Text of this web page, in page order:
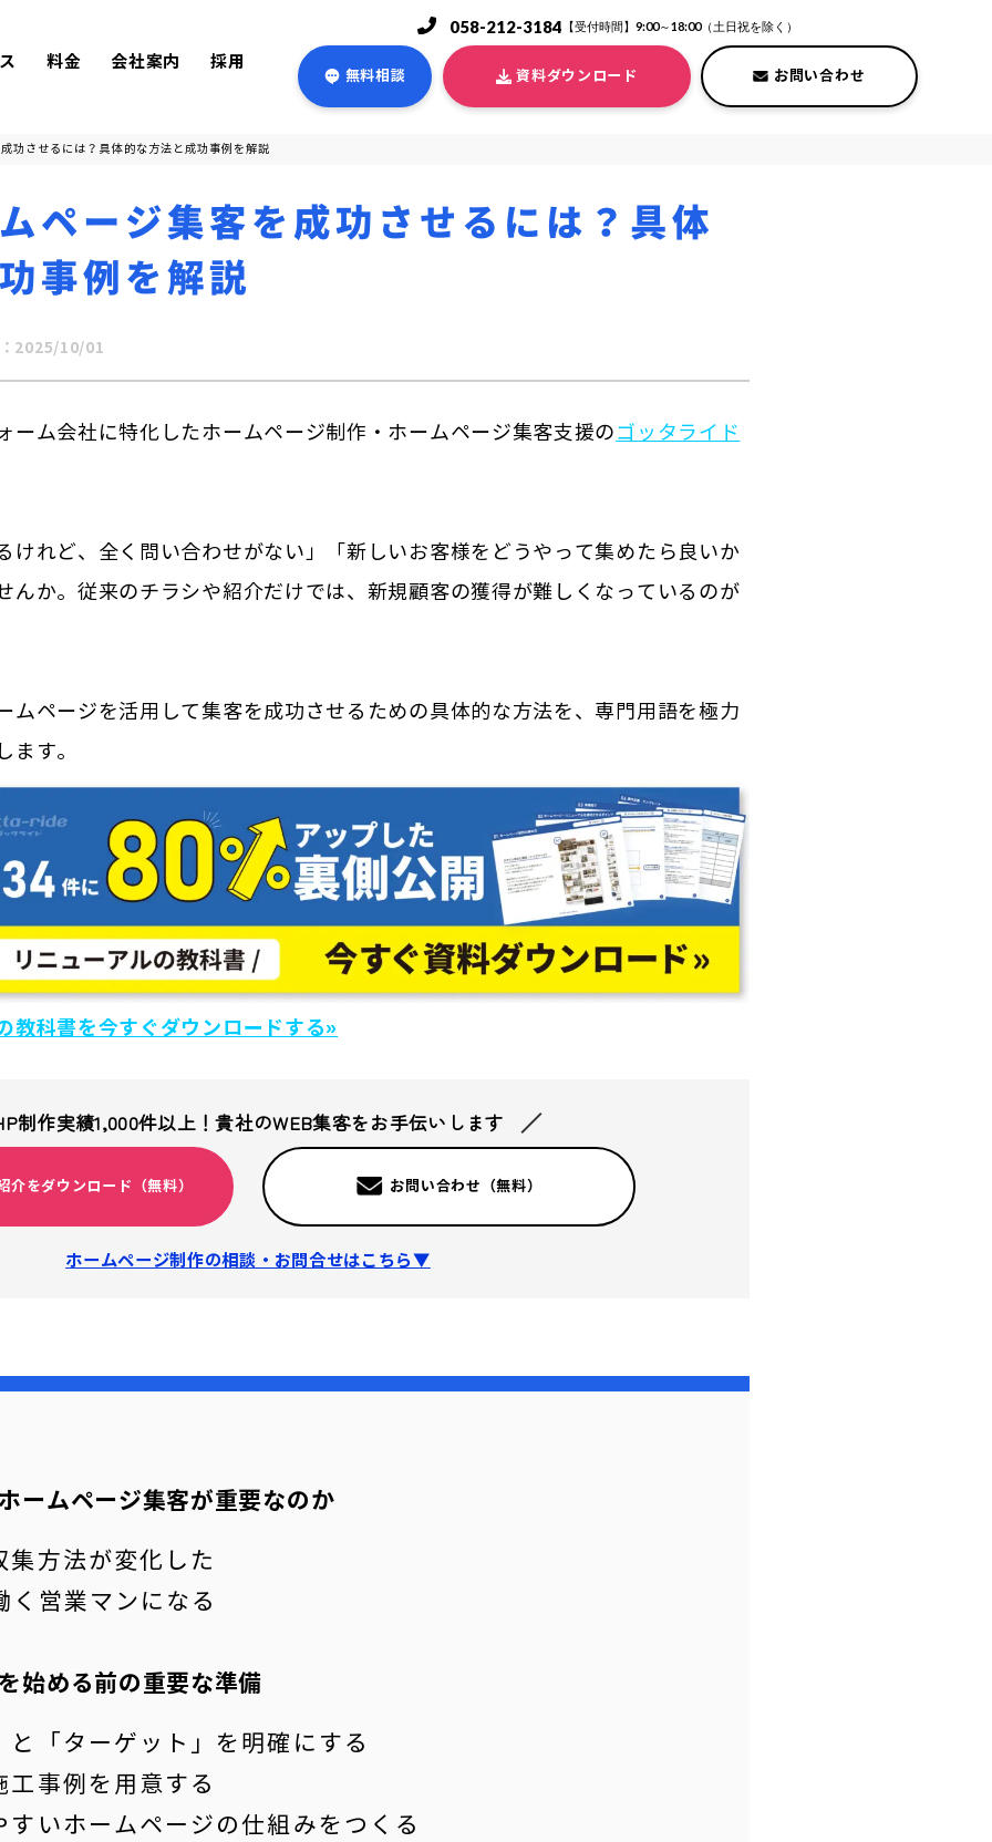
料金 会社案内 採用
058-212-3184 【受付時間】9:00～18:00（土日祝を除く）
無料相談 資料ダウンロード お問い合わせ
功させるには？具体的な方法と成功事例を解説
ページ集客を成功させるには？具体
事例を解説
2025/10/01
ーム会社に特化したホームページ制作・ホームページ集客支援のゴッタライド
けれど、全く問い合わせがない」「新しいお客様をどうやって集めたら良いか
んか。従来のチラシや紹介だけでは、新規顧客の獲得が難しくなっているのが
ムページを活用して集客を成功させるための具体的な方法を、専門用語を極力
す。
教科書を今すぐダウンロードする»
制作実績1,000件以上！貴社のWEB集客をお手伝いします
介をダウンロード（無料） お問い合わせ（無料）
ホームページ制作の相談・お問合せはこちら▼
ームページ集客が重要なのか
集方法が変化した
営業マンになる
始める前の重要な準備
と「ターゲット」を明確にする
事例を用意する
すいホームページの仕組みをつくる